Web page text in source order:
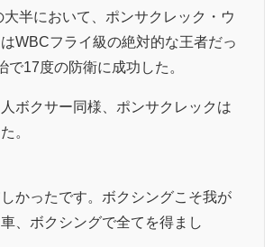
半において、ポンサクレック・ウ
WBCフライ級の絶対的な王者だっ
で17度の防衛に成功した。
ボクサー同様、ポンサクレックは
。
しかったです。ボクシングこそ我が
、ボクシングで全てを得まし